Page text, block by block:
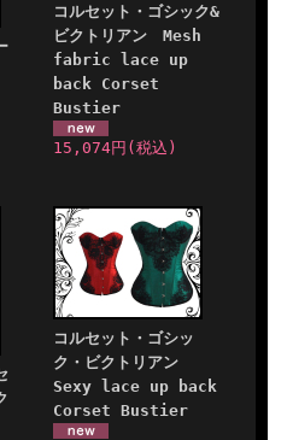
コルセット・ゴシック&
ビクトリアン Mesh
fabric lace up
back Corset
Bustier
15,074円 (税込)
コルセット・ゴシッ
ク・ビクトリアン
Sexy lace up back
Corset Bustier